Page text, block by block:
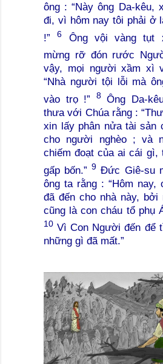
ông : “Này ông Da-kêu,
đi, vì hôm nay tôi phải ở
!”6
Ông vội vàng tụt
mừng rỡ đón rước
vậy, mọi người xầm xì
“Nhà người tội lỗi mà
vào trọ !”
8Ông Da-
thưa với Chúa rằng :
xin lấy phân nửa tài sản
cho người nghèo ; và
chiếm đoạt của ai cái gì,
gấp bốn.” 9 Đức Giê-su
ông ta rằng : “Hôm nay,
đã đến cho nhà này, bởi
cũng là con cháu tổ phụ
10 Vì Con Người đến để
những gì đã mất.”